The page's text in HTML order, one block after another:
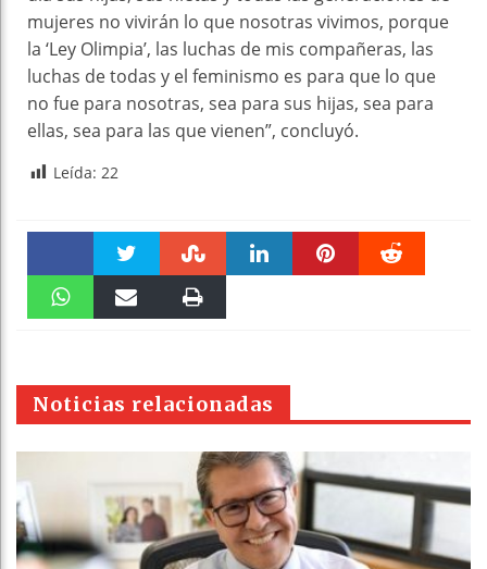
mujeres no vivirán lo que nosotras vivimos, porque
la ‘Ley Olimpia’, las luchas de mis compañeras, las
luchas de todas y el feminismo es para que lo que
no fue para nosotras, sea para sus hijas, sea para
ellas, sea para las que vienen”, concluyó.
Leída: 22
Faceboo Twitter Stumble
pt
Noticias relacionadas